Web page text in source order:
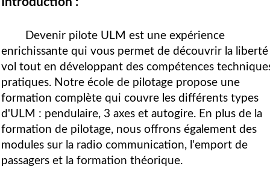
Devenir pilote ULM est une expérience
enrichissante qui vous permet de découvrir la
vol tout en développant des compétences
pratiques. Notre école de pilotage propose une
formation complète qui couvre les différents types
d'ULM : pendulaire, 3 axes et autogire. En plus de la
formation de pilotage, nous offrons également des
modules sur la radio communication, l'emport de
passagers et la formation théorique.